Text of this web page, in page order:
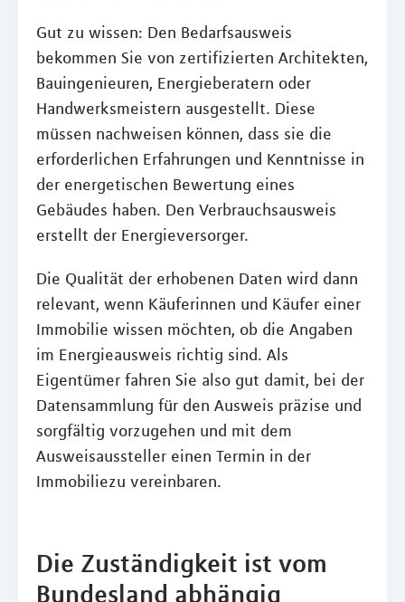
Gut zu wissen: Den Bedarfsausweis
bekommen Sie von zertifizierten Architekten,
Bauingenieuren, Energieberatern oder
Handwerksmeistern ausgestellt. Diese
müssen nachweisen können, dass sie die
erforderlichen Erfahrungen und Kenntnisse in
der energetischen Bewertung eines
Gebäudes haben. Den Verbrauchsausweis
erstellt der Energieversorger.
Die Qualität der erhobenen Daten wird dann
relevant, wenn Käuferinnen und Käufer einer
Immobilie wissen möchten, ob die Angaben
im Energieausweis richtig sind. Als
Eigentümer fahren Sie also gut damit, bei der
Datensammlung für den Ausweis präzise und
sorgfältig vorzugehen und mit dem
Ausweisaussteller einen Termin in der
Immobiliezu vereinbaren.
Die Zuständigkeit ist vom
Bundesland abhängig